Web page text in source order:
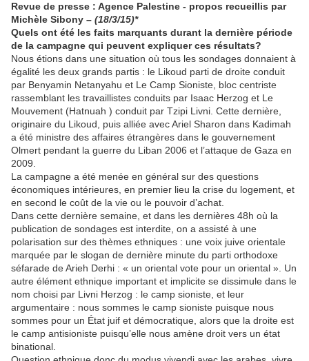
Revue de presse : Agence Palestine - propos recueillis par
Michèle Sibony – (18/3/15)*
Quels ont été les faits marquants durant la dernière période
de la campagne qui peuvent expliquer ces résultats?
Nous étions dans une situation où tous les sondages donnaient à
égalité les deux grands partis : le Likoud parti de droite conduit
par Benyamin Netanyahu et Le Camp Sioniste, bloc centriste
rassemblant les travaillistes conduits par Isaac Herzog et Le
Mouvement (Hatnuah ) conduit par Tzipi Livni. Cette dernière,
originaire du Likoud, puis alliée avec Ariel Sharon dans Kadimah
a été ministre des affaires étrangères dans le gouvernement
Olmert pendant la guerre du Liban 2006 et l’attaque de Gaza en
2009.
La campagne a été menée en général sur des questions
économiques intérieures, en premier lieu la crise du logement, et
en second le coût de la vie ou le pouvoir d’achat.
Dans cette dernière semaine, et dans les dernières 48h où la
publication de sondages est interdite, on a assisté à une
polarisation sur des thèmes ethniques : une voix juive orientale
marquée par le slogan de dernière minute du parti orthodoxe
séfarade de Arieh Derhi : « un oriental vote pour un oriental ». Un
autre élément ethnique important et implicite se dissimule dans le
nom choisi par Livni Herzog : le camp sioniste, et leur
argumentaire : nous sommes le camp sioniste puisque nous
sommes pour un État juif et démocratique, alors que la droite est
le camp antisioniste puisqu’elle nous amène droit vers un état
binational.